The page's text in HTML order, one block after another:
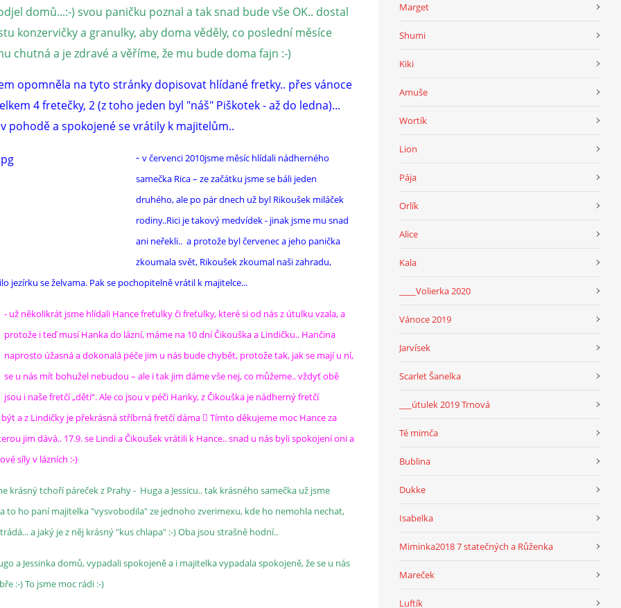
domů...:-) svou paničku poznal a tak snad bude vše OK.. dostal
konzervičky a granulky, aby doma věděly, co poslední měsíce
chutná a je zdravé a věříme, že mu bude doma fajn :-)
opomněla na tyto stránky dopisovat hlídané fretky.. přes vánoce
4 fretečky, 2 (z toho jeden byl "náš" Piškotek - až do ledna)...
pohodě a spokojené se vrátily k majitelům..
- v červenci 2010jsme měsíc hlídali nádherného
samečka Rica – ze začátku jsme se báli jeden
druhého, ale po pár dnech už byl Rikoušek miláček
rodiny..Rici je takový medvídek - jinak jsme mu snad
ani neřekli.. a protože byl červenec a jeho panička
zkoumala svět, Rikoušek zkoumal naši zahradu,
jezírku se želvama. Pak se pochopitelně vrátil k majitelce...
- už několikrát jsme hlídali Hance freťulky či freťulky, které si od nás z útulku vzala, a
protože i teď musí Hanka do lázní, máme na 10 dní Čikouška a Lindičku.. Hančina
naprosto úžasná a dokonalá péče jim u nás bude chybět, protože tak, jak se mají u ní,
se u nás mít bohužel nebudou – ale i tak jim dáme vše nej, co můžeme.. vždyť obě
jsou i naše fretčí „děti“. Ale co jsou v péči Hanky, z Čikouška je nádherný fretčí
a z Lindičky je překrásná stříbrná fretčí dáma  Tímto děkujeme moc Hance za
jim dává.. 17.9. se Lindi a Čikoušek vrátili k Hance.. snad u nás byli spokojení oni a
síly v lázních :-)
krásný tchoří páreček z Prahy - Huga a Jessicu.. tak krásného samečka už jsme
to ho paní majitelka "vysvobodila" ze jednoho zverimexu, kde ho nemohla nechat,
a jaký je z něj krásný "kus chlapa" :-) Oba jsou strašně hodní..
a Jessinka domů, vypadali spokojeně a i majitelka vypadala spokojeně, že se u nás
:-) To jsme moc rádi :-)
Marget
Shumi
Kiki
Amuše
Wortík
Lion
Pája
Orlík
Alice
Kala
____Volierka 2020
Vánoce 2019
Jarvísek
Scarlet Šanelka
___útulek 2019 Trnová
Té mimča
Bublina
Dukke
Isabelka
Miminka2018 7 statečných a Růženka
Mareček
Luftík